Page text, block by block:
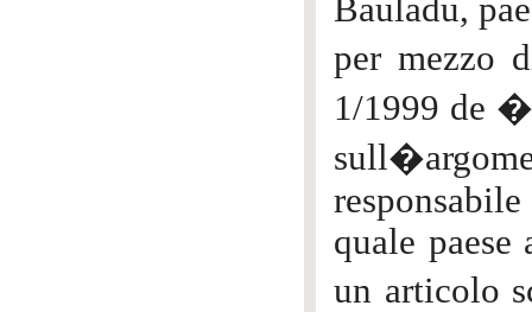
Bauladu,
per mezzo
1/1999 de
quale
un articolo